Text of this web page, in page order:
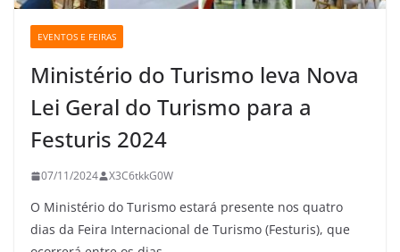
EVENTOS E FEIRAS
Ministério do Turismo leva Nova
Lei Geral do Turismo para a
Festuris 2024
07/11/2024 X3C6tkkG0W
O Ministério do Turismo estará presente nos quatro
dias da Feira Internacional de Turismo (Festuris), que